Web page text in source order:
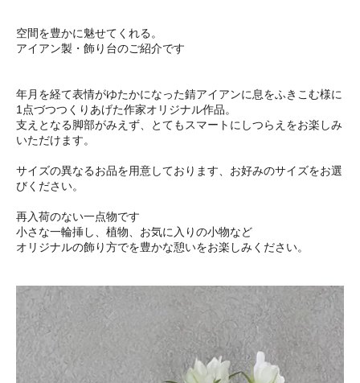
空間を豊かに魅せてくれる。
アイアン製・飾り台のご紹介です
年月を経て表情がゆたかになった錆アイアンに息をふきこむ様に
1点づつつくりあげた作家オリジナル作品。
支えとなる脚部がみえず、とてもスマートにしつらえをお楽しみ
いただけます。
サイズの異なるお品を用意しております、お好みのサイズをお選
びください。
再入荷のない一点物です
小さな一輪挿し、植物、お気に入りの小物など
オリジナルの飾り方でを豊かな憩いをお楽しみください。